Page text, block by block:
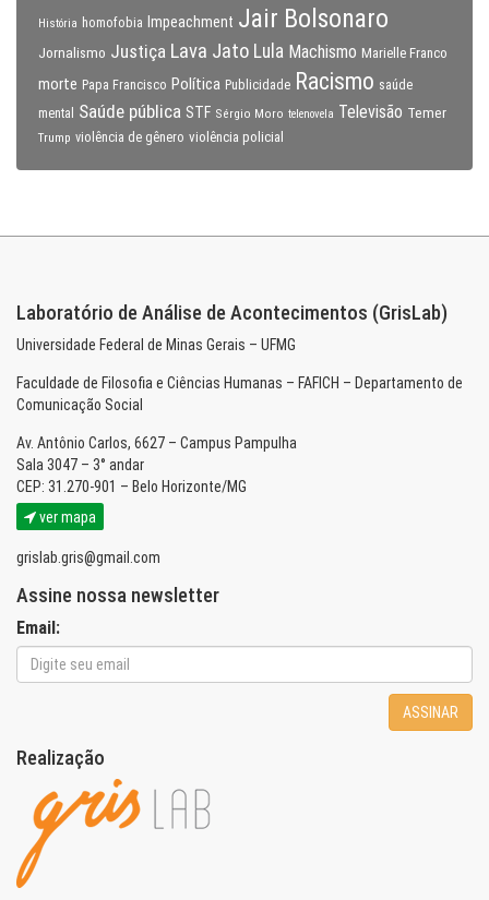
História homofobia Impeachment Jair Bolsonaro
Jornalismo Justiça Lava Jato Lula Machismo Marielle Franco
morte Papa Francisco Política Publicidade Racismo saúde
mental
Saúde pública STF Sérgio Moro telenovela Televisão Temer
Trump violência de gênero violência policial
Laboratório de Análise de Acontecimentos (GrisLab)
Universidade Federal de Minas Gerais – UFMG
Faculdade de Filosofia e Ciências Humanas – FAFICH – Departamento de
Comunicação Social
Av. Antônio Carlos, 6627 – Campus Pampulha
Sala 3047 – 3° andar
CEP: 31.270-901 – Belo Horizonte/MG
ver mapa
grislab.gris@gmail.com
Assine nossa newsletter
Email:
ASSINAR
Realização